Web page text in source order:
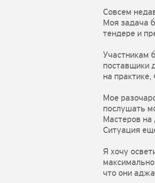
Совсем
Моя задача
тендере и
Участникам
поставщики
на
Мое
послушать
Мастеров
Ситуация
Я хочу
что они